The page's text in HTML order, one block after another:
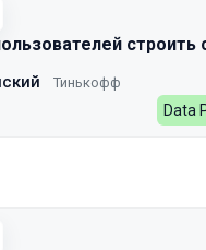
строить
Тинькофф
Data